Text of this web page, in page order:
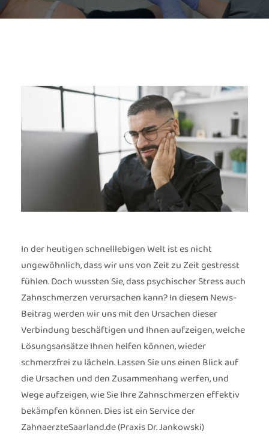
In der heutigen schnelllebigen Welt ist es nicht
ungewöhnlich, dass wir uns von Zeit zu Zeit gestresst
fühlen. Doch wussten Sie, dass psychischer Stress auch
Zahnschmerzen verursachen kann? In diesem News-
Beitrag werden wir uns mit den Ursachen dieser
Verbindung beschäftigen und Ihnen aufzeigen, welche
Lösungsansätze Ihnen helfen können, wieder
schmerzfrei zu lächeln. Lassen Sie uns einen Blick auf
die Ursachen und den Zusammenhang werfen, und
Wege aufzeigen, wie Sie Ihre Zahnschmerzen effektiv
bekämpfen können. Dies ist ein Service der
ZahnaerzteSaarland.de (Praxis Dr. Jankowski)